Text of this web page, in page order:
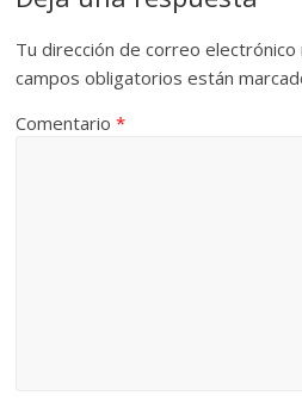
Tu dirección de correo electrónico
campos obligatorios están
Comentario*